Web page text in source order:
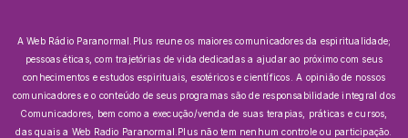
A Web Rádio Paranormal.Plus reune os maiores comunicadores da espiritualidade;
pessoas éticas, com trajetórias de vida dedicadas a ajudar ao próximo com seus
conhecimentos e estudos espirituais, esotéricos e científicos.A opinião de nossos
comunicadores e o conteúdo de seus programas são de responsabilidade integral dos
Comunicadores, bem como a execução/venda de suas terapias, práticas e cursos,
das quais a Web Radio Paranormal.Plus não tem nenhum controle ou participação.